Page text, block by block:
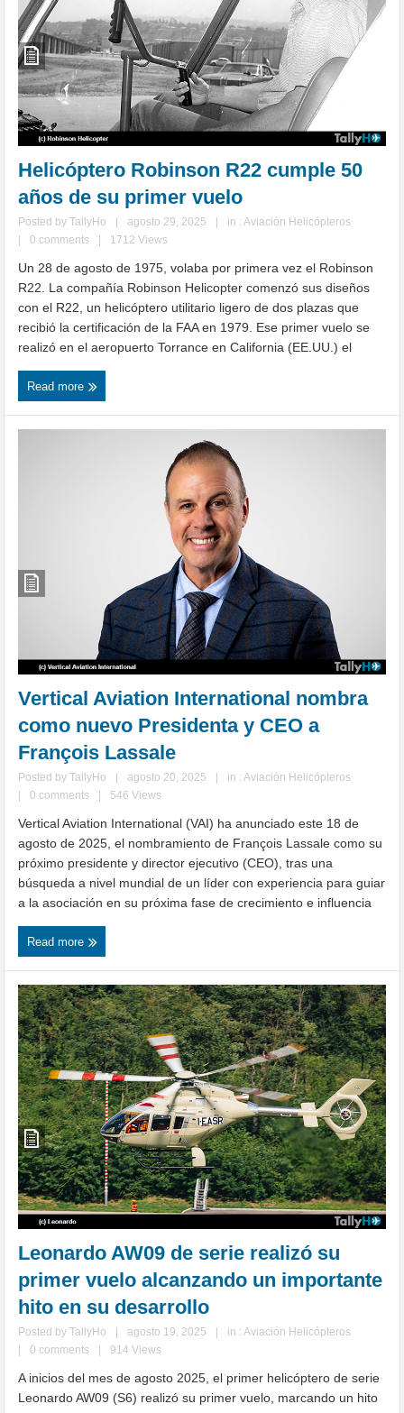
Helicóptero Robinson R22 cumple 50
años de su primer vuelo
Posted byTallyHo agosto 29, 2025 in :Aviación Helicópteros
0 comments 1712 Views
Un 28 de agosto de 1975, volaba por primera vez el Robinson
R22. La compañía Robinson Helicopter comenzó sus diseños
con el R22, un helicóptero utilitario ligero de dos plazas que
recibió la certificación de la FAA en 1979. Ese primer vuelo se
realizó en el aeropuerto Torrance en California (EE.UU.) el
Read more
Vertical Aviation International nombra
como nuevo Presidenta y CEO a
François Lassale
Posted byTallyHo | agosto 20, 2025 | in :Aviación Helicópteros
|
0 comments | 546 Views
Vertical Aviation International (VAI) ha anunciado este 18 de
agosto de 2025, el nombramiento de François Lassale como su
próximo presidente y director ejecutivo (CEO), tras una
búsqueda a nivel mundial de un líder con experiencia para guiar
a la asociación en su próxima fase de crecimiento e influencia
Read more
Leonardo AW09 de serie realizó su
primer vuelo alcanzando un importante
hito en su desarrollo
Posted byTallyHo agosto 19, 2025 in :Aviación Helicópteros
0 comments 914 Views
A inicios del mes de agosto 2025, el primer helicóptero de serie
Leonardo AW09 (S6) realizó su primer vuelo, marcando un hito